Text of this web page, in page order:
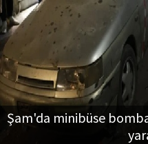
Şam'da minibüse